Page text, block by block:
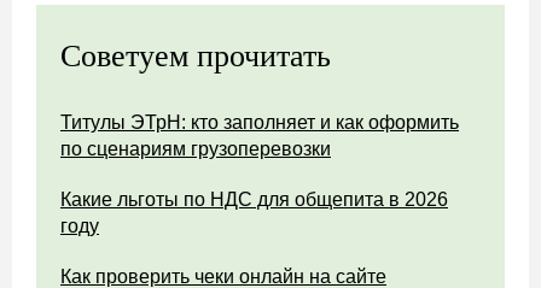
Советуем прочитать
Титулы ЭТрН: кто заполняет и как оформить
по сценариям грузоперевозки
Какие льготы по НДС для общепита в 2026
году
Как проверить чеки онлайн на сайте